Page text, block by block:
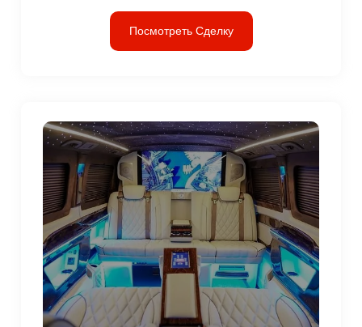
Посмотреть Сделку